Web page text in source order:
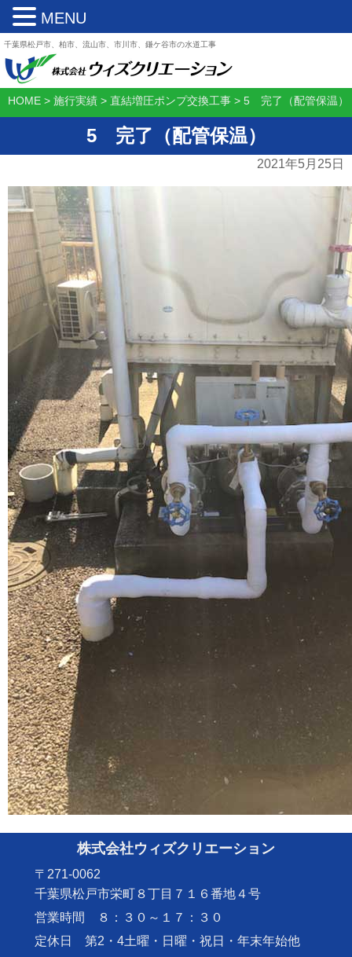
千葉県松戸市、柏市、流山市、市川市、鎌ケ谷市の水道工事
HOME > 施行実績 > 直結増圧ポンプ交換工事 > 5 完了（配管保温）
5 完了（配管保温）
2021年5月25日
MENU
株式会社ウィズクリエーション
〒271-0062
千葉県松戸市栄町８丁目７１６番地４号
営業時間 ８：３０～１７：３０
定休日 第2・4土曜・日曜・祝日・年末年始他